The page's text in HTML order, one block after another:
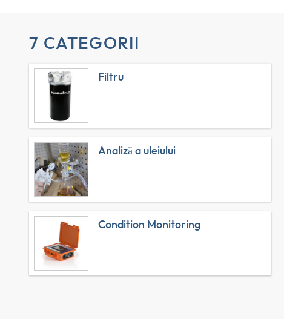
7 CATEGORII
Filtru
Analiză a uleiului
Condition Monitoring